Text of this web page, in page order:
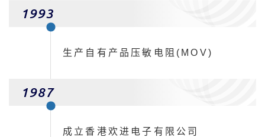
1993
生产自有产品压敏电阻(MOV)
1987
成立香港欢进电子有限公司